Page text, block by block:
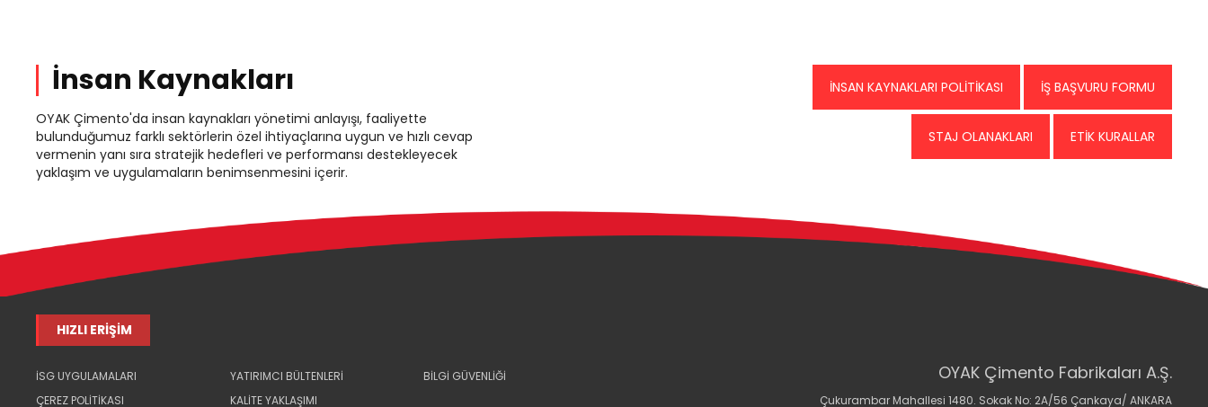
İnsan Kaynakları
OYAK Çimento'da insan kaynakları yönetimi anlayışı, faaliyette
bulunduğumuz farklı sektörlerin özel ihtiyaçlarına uygun ve hızlı cevap
vermenin yanı sıra stratejik hedefleri ve performansı destekleyecek
yaklaşım ve uygulamaların benimsenmesini içerir.
İNSAN KAYNAKLARI POLİTİKASI İŞ BAŞVURU FORMU
STAJ OLANAKLARI ETİK KURALLAR
HIZLI ERİŞİM
İSG UYGULAMALARI
ÇEREZ POLİTİKASI
YATIRIMCI BÜLTENLERİ
KALİTE YAKLAŞIMI
BİLGİ GÜVENLİĞİ OYAK Çimento Fabrikaları A.Ş.
Çukurambar Mahallesi 1480. Sokak No: 2A/56 Çankaya/ ANKARA